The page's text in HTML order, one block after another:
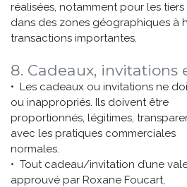
réalisées, notamment pour les tiers
dans des zones géographiques à
transactions importantes.
8. Cadeaux, invitations
• Les cadeaux ou invitations ne
ou inappropriés. Ils doivent être
proportionnés, légitimes,
avec les pratiques commerciales
normales.
• Tout cadeau/invitation d’une
approuvé par Roxane Foucart,